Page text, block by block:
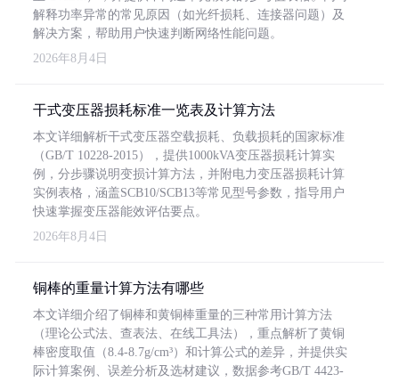
解释功率异常的常见原因（如光纤损耗、连接器问题）及
解决方案，帮助用户快速判断网络性能问题。
2026年8月4日
干式变压器损耗标准一览表及计算方法
本文详细解析干式变压器空载损耗、负载损耗的国家标准
（GB/T 10228-2015），提供1000kVA变压器损耗计算实
例，分步骤说明变损计算方法，并附电力变压器损耗计算
实例表格，涵盖SCB10/SCB13等常见型号参数，指导用户
快速掌握变压器能效评估要点。
2026年8月4日
铜棒的重量计算方法有哪些
本文详细介绍了铜棒和黄铜棒重量的三种常用计算方法
（理论公式法、查表法、在线工具法），重点解析了黄铜
棒密度取值（8.4-8.7g/cm³）和计算公式的差异，并提供实
际计算案例、误差分析及选材建议，数据参考GB/T 4423-